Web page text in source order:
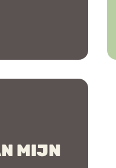
MIJN